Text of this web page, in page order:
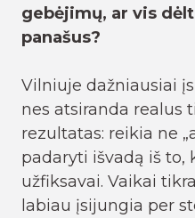
gebėjimų, ar vis
panašus?
Vilniuje dažniausiai
nes atsiranda realus
rezultatas: reikia ne
padaryti išvadą iš to,
užfiksavai. Vaikai
labiau įsijungia per